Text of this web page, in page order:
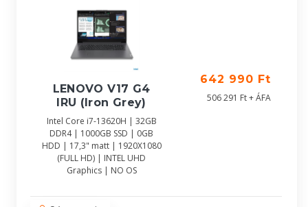
LENOVO V17 G4
IRU (Iron Grey)
Intel Core i7-13620H | 32GB
DDR4 | 1000GB SSD | 0GB
HDD | 17,3" matt | 1920X1080
(FULL HD) | INTEL UHD
Graphics | NO OS
642 990 Ft
506 291 Ft + ÁFA